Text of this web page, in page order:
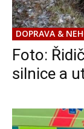
DOPRAVA &
Foto:
silnice a